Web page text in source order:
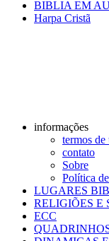
BIBLIA EM
Harpa Cristã
informações
termos de
contato
Sobre
Política
LUGARES
RELIGIÕES E
ECC